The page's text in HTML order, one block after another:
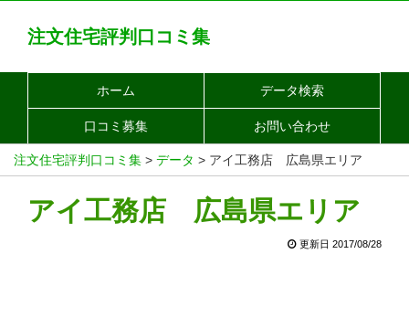
注文住宅評判口コミ集
ホーム データ検索
口コミ募集 お問い合わせ
注文住宅評判口コミ集 > データ > アイ工務店 広島県エリア
アイ工務店 広島県エリア
更新日 2017/08/28